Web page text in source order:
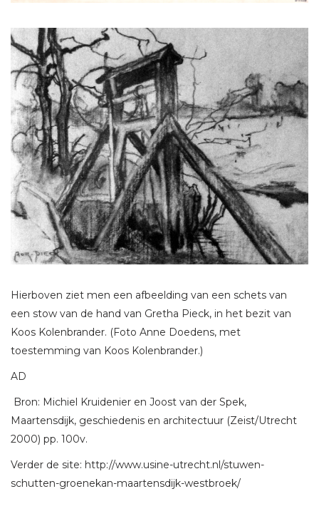
Hierboven ziet men een afbeelding van een schets van
een stow van de hand van Gretha Pieck, in het bezit van
Koos Kolenbrander. (Foto Anne Doedens, met
toestemming van Koos Kolenbrander.)
AD
Bron: Michiel Kruidenier en Joost van der Spek,
Maartensdijk, geschiedenis en architectuur (Zeist/Utrecht
2000) pp. 100v.
Verder de site: http://www.usine-utrecht.nl/stuwen-
schutten-groenekan-maartensdijk-westbroek/